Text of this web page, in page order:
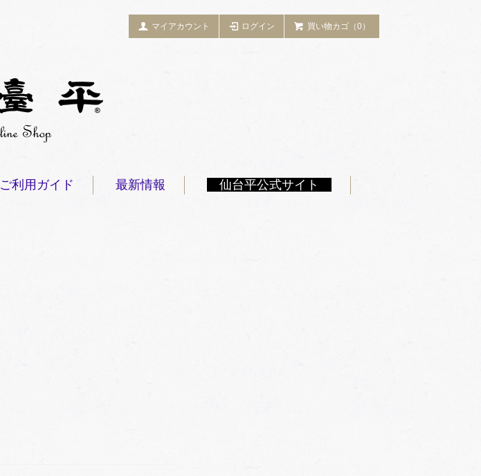
買い物カゴ（0）
ログイン
マイアカウント
ご利用ガイド 最新情報 仙台平公式サイト